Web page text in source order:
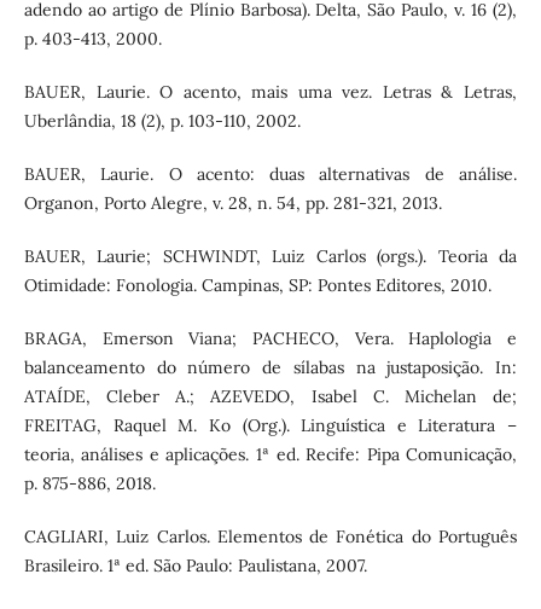
adendo ao artigo de Plínio Barbosa). Delta, São Paulo, v. 16 (2),
p. 403-413, 2000.
BAUER, Laurie. O acento, mais uma vez. Letras & Letras,
Uberlândia, 18 (2), p. 103-110, 2002.
BAUER, Laurie. O acento: duas alternativas de análise.
Organon, Porto Alegre, v. 28, n. 54, pp. 281-321, 2013.
BAUER, Laurie; SCHWINDT, Luiz Carlos (orgs.). Teoria da
Otimidade: Fonologia. Campinas, SP: Pontes Editores, 2010.
BRAGA, Emerson Viana; PACHECO, Vera. Haplologia e
balanceamento do número de sílabas na justaposição. In:
ATAÍDE, Cleber A.; AZEVEDO, Isabel C. Michelan de;
FREITAG, Raquel M. Ko (Org.). Linguística e Literatura –
teoria, análises e aplicações. 1ª ed. Recife: Pipa Comunicação,
p. 875-886, 2018.
CAGLIARI, Luiz Carlos. Elementos de Fonética do Português
Brasileiro. 1ª ed. São Paulo: Paulistana, 2007.